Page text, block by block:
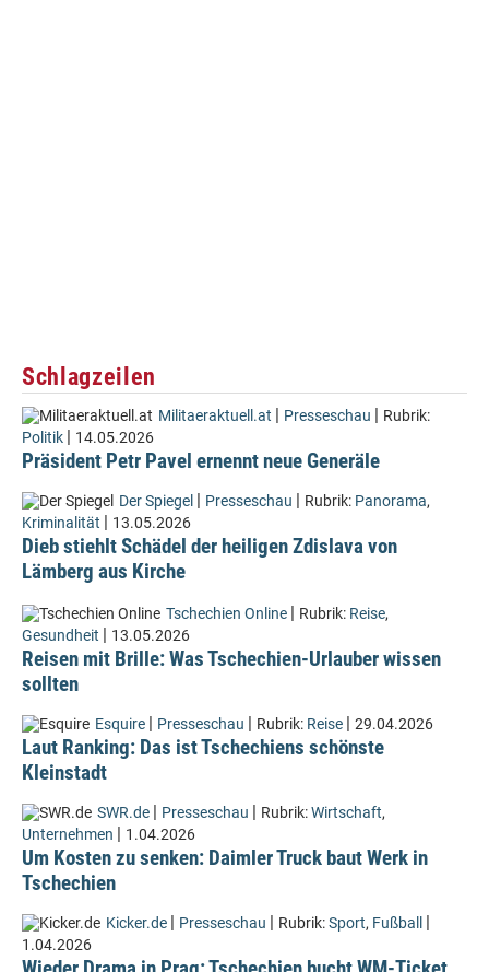
Schlagzeilen
Militaeraktuell.at | Presseschau | Rubrik:
Politik | 14.05.2026
Präsident Petr Pavel ernennt neue Generäle
Der Spiegel | Presseschau | Rubrik: Panorama,
Kriminalität | 13.05.2026
Dieb stiehlt Schädel der heiligen Zdislava von
Lämberg aus Kirche
Tschechien Online | Rubrik: Reise,
Gesundheit | 13.05.2026
Reisen mit Brille: Was Tschechien-Urlauber wissen
sollten
Esquire | Presseschau | Rubrik: Reise | 29.04.2026
Laut Ranking: Das ist Tschechiens schönste
Kleinstadt
SWR.de | Presseschau | Rubrik:Wirtschaft,
Unternehmen | 1.04.2026
Um Kosten zu senken: Daimler Truck baut Werk in
Tschechien
Kicker.de | Presseschau | Rubrik:Sport, Fußball |
1.04.2026